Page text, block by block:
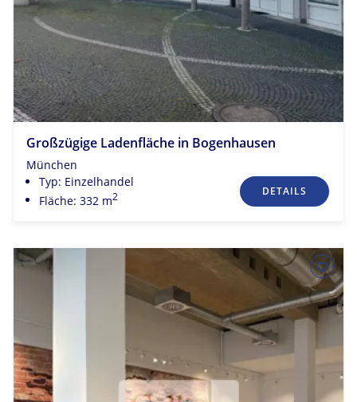
Großzügige Ladenfläche in Bogenhausen
München
Typ: Einzelhandel
Fläche: 332 m2 DETAILS